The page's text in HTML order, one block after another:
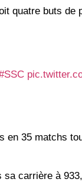
quatre buts
35 matchs
carrière à